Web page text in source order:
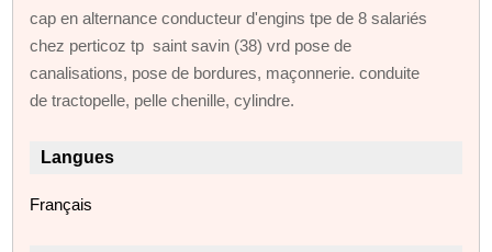
cap en alternance conducteur d'engins tpe de 8 salariés
chez perticoz tp saint savin (38) vrd pose de
canalisations, pose de bordures, maçonnerie. conduite
de tractopelle, pelle chenille, cylindre.
Langues
Français